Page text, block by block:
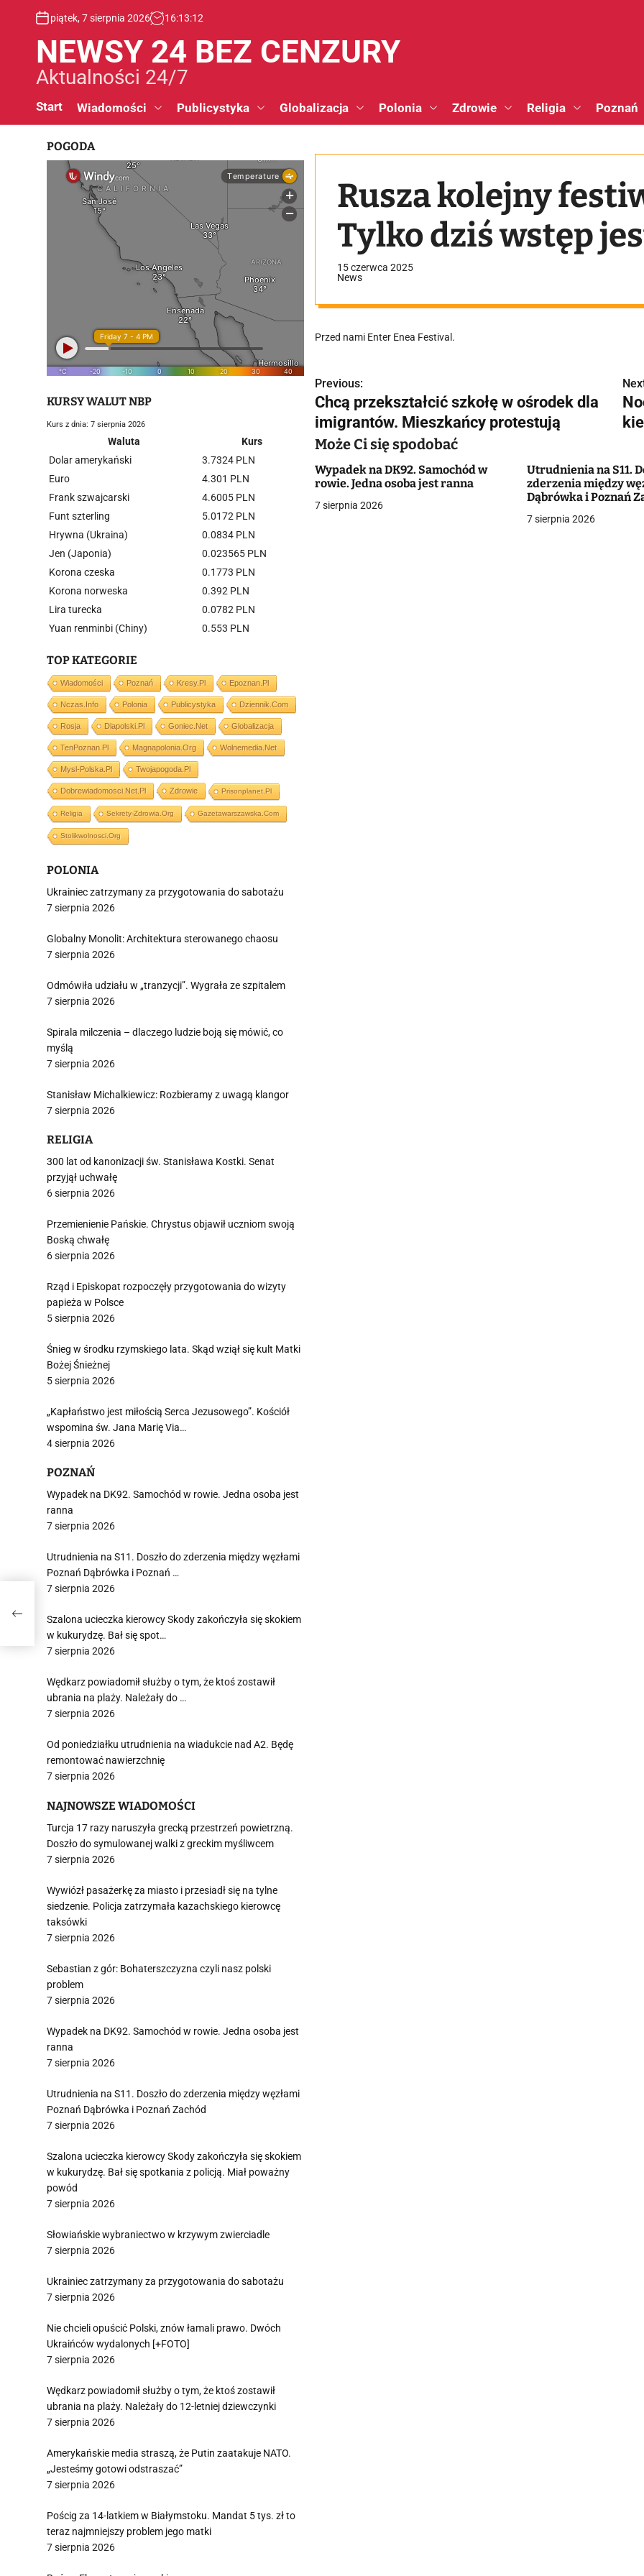
piątek, 7 sierpnia 2026 16:13:13
NEWSY 24 BEZ CENZURY
Aktualności 24/7
Start Wiadomości Publicystyka Globalizacja Polonia Zdrowie Religia Poznań
Rusza kolejny
Tylko dziś wstęp
15 czerwca 2025
News
Przed nami Enter Enea Festival.
N
a
w
i
g
Previous:
Chcą przekształcić szkołę w ośrodek dla
imigrantów. Mieszkańcy protestują
Może Ci się spodobać
Wypadek na DK92. Samochód w
rowie. Jedna osoba jest ranna
7 sierpnia 2026
Utrudnienia na S11.
zderzenia między
Dąbrówka i Poznań
7 sierpnia 2026
POGODA
KURSY WALUT NBP
Kurs z dnia: 7 sierpnia 2026
Waluta
Kurs
Dolar amerykański
3.7324 PLN
Euro
4.301 PLN
Frank szwajcarski
4.6005 PLN
Funt szterling
5.0172 PLN
Hrywna (Ukraina)
0.0834 PLN
Jen (Japonia)
0.023565 PLN
Korona czeska
0.1773 PLN
Korona norweska
0.392 PLN
Lira turecka
0.0782 PLN
Yuan renminbi (Chiny)
0.553 PLN
TOP KATEGORIE
Wiadomości Poznań Kresy.pl Epoznan.pl
Nczas.info Polonia Publicystyka Dziennik.com
Rosja Dlapolski.pl Goniec.net Globalizacja
TenPoznan.pl Magnapolonia.org Wolnemedia.net
Mysl-Polska.pl Twojapogoda.pl
Dobrewiadomosci.net.pl Zdrowie Prisonplanet.pl
Religia Sekrety-Zdrowia.org Gazetawarszawska.com
Stolikwolnosci.org
POLONIA
Ukrainiec zatrzymany za przygotowania do sabotażu
7 sierpnia 2026
Globalny Monolit: Architektura sterowanego chaosu
7 sierpnia 2026
Odmówiła udziału w „tranzycji”. Wygrała ze szpitalem
7 sierpnia 2026
Spirala milczenia – dlaczego ludzie boją się mówić, co
myślą
7 sierpnia 2026
Stanisław Michalkiewicz: Rozbieramy z uwagą klangor
7 sierpnia 2026
RELIGIA
300 lat od kanonizacji św. Stanisława Kostki. Senat
przyjął uchwałę
6 sierpnia 2026
Przemienienie Pańskie. Chrystus objawił uczniom swoją
Boską chwałę
6 sierpnia 2026
Rząd i Episkopat rozpoczęły przygotowania do wizyty
papieża w Polsce
5 sierpnia 2026
Śnieg w środku rzymskiego lata. Skąd wziął się kult Matki
Bożej Śnieżnej
5 sierpnia 2026
„Kapłaństwo jest miłością Serca Jezusowego”. Kościół
wspomina św. Jana Marię Via…
4 sierpnia 2026
POZNAŃ
Wypadek na DK92. Samochód w rowie. Jedna osoba jest
ranna
7 sierpnia 2026
Utrudnienia na S11. Doszło do zderzenia między węzłami
Poznań Dąbrówka i Poznań …
7 sierpnia 2026
Szalona ucieczka kierowcy Skody zakończyła się skokiem
w kukurydzę. Bał się spot…
7 sierpnia 2026
Wędkarz powiadomił służby o tym, że ktoś zostawił
ubrania na plaży. Należały do …
7 sierpnia 2026
Od poniedziałku utrudnienia na wiadukcie nad A2. Będę
remontować nawierzchnię
7 sierpnia 2026
NAJNOWSZE WIADOMOŚCI
Turcja 17 razy naruszyła grecką przestrzeń powietrzną.
Doszło do symulowanej walki z greckim myśliwcem
7 sierpnia 2026
Wywiózł pasażerkę za miasto i przesiadł się na tylne
siedzenie. Policja zatrzymała kazachskiego kierowcę
taksówki
7 sierpnia 2026
Sebastian z gór: Bohaterszczyzna czyli nasz polski
problem
7 sierpnia 2026
Wypadek na DK92. Samochód w rowie. Jedna osoba jest
ranna
7 sierpnia 2026
Utrudnienia na S11. Doszło do zderzenia między węzłami
Poznań Dąbrówka i Poznań Zachód
7 sierpnia 2026
Szalona ucieczka kierowcy Skody zakończyła się skokiem
w kukurydzę. Bał się spotkania z policją. Miał poważny
powód
7 sierpnia 2026
Słowiańskie wybraniectwo w krzywym zwierciadle
7 sierpnia 2026
Ukrainiec zatrzymany za przygotowania do sabotażu
7 sierpnia 2026
Nie chcieli opuścić Polski, znów łamali prawo. Dwóch
Ukraińców wydalonych [+FOTO]
7 sierpnia 2026
Wędkarz powiadomił służby o tym, że ktoś zostawił
ubrania na plaży. Należały do 12-letniej dziewczynki
7 sierpnia 2026
Amerykańskie media straszą, że Putin zaatakuje NATO.
„Jesteśmy gotowi odstraszać”
7 sierpnia 2026
Pościg za 14-latkiem w Białymstoku. Mandat 5 tys. zł to
teraz najmniejszy problem jego matki
7 sierpnia 2026